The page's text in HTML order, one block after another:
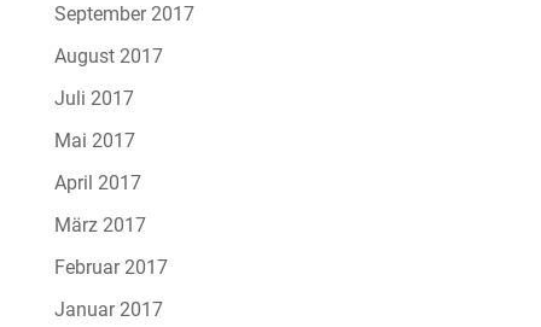
September 2017
August 2017
Juli 2017
Mai 2017
April 2017
März 2017
Februar 2017
Januar 2017